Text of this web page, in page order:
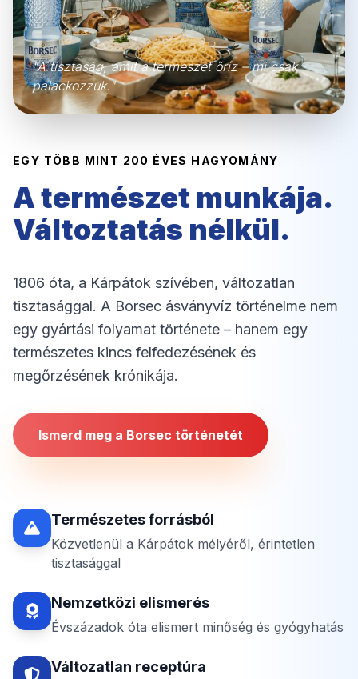
EGY TÖBB MINT 200 ÉVES HAGYOMÁNY
A természet munkája.
Változtatás nélkül.
1806 óta, a Kárpátok szívében, változatlan
tisztasággal. A Borsec ásványvíz történelme nem
egy gyártási folyamat története – hanem egy
természetes kincs felfedezésének és
megőrzésének krónikája.
Ismerd meg a Borsec történetét
Természetes forrásból
Közvetlenül a Kárpátok mélyéről, érintetlen
tisztasággal
Nemzetközi elismerés
Évszázadok óta elismert minőség és gyógyhatás
Változatlan receptúra
"A tisztaság, amit a természet őriz – mi csak
palackozzuk."